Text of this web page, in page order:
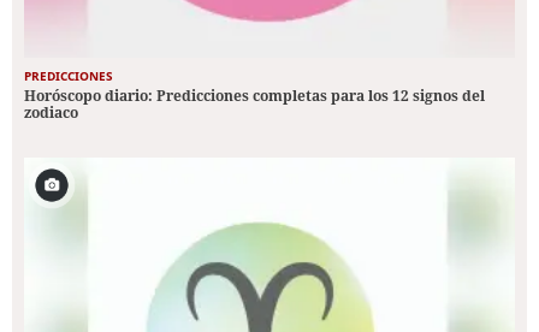
PREDICCIONES
Horóscopo diario: Predicciones completas para los 12 signos del
zodiaco